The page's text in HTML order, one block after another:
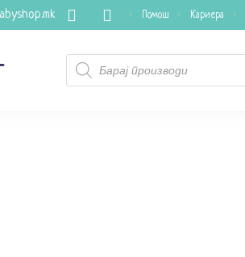
Помош Кариера
Products
search